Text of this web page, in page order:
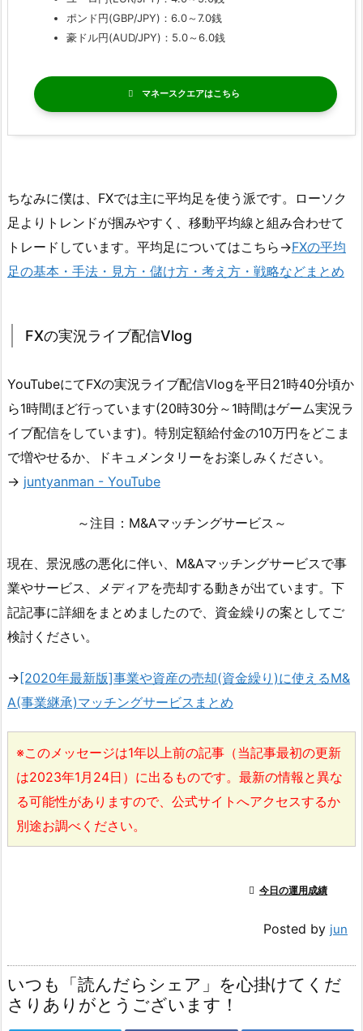
ポンド円(GBP/JPY)：6.0～7.0銭
豪ドル円(AUD/JPY)：5.0～6.0銭
マネースクエア
ちなみに僕は、FXでは主に平均足を使う派です。ローソク
足よりトレンドが掴みやすく、移動平均線と組み合わせて
トレードしています。平均足についてはこちら→FXの平均
足の基本・手法・見方・儲け方・考え方・戦略などまとめ
FXの実況ライブ配信Vlog
YouTubeにてFXの実況ライブ配信Vlogを平日21時40分頃か
ら1時間ほど行っています(20時30分～1時間はゲーム実況ラ
イブ配信をしています)。特別定額給付金の10万円をどこま
で増やせるか、ドキュメンタリーをお楽しみください。
→ juntyanman - YouTube
～注目：M&Aマッチングサービス～
現在、景況感の悪化に伴い、M&Aマッチングサービスで事
業やサービス、メディアを売却する動きが出ています。下
記記事に詳細をまとめましたので、資金繰りの案としてご
検討ください。
→ [2020年最新版]事業や資産の売却(資金繰り)に使えるM&
A(事業継承)マッチングサービスまとめ
※このメッセージは1年以上前の記事（当記事最初の更新
は2023年1月24日）に出るものです。最新の情報と異な
る可能性がありますので、公式サイトへアクセスするか
別途お調べください。
 今日の運用成績
Posted by jun
いつも「読んだらシェア」を心掛けてくだ
さりありがとうございます！